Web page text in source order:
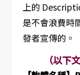
上的
是不會浪費時
發者宣傳的。
（以下